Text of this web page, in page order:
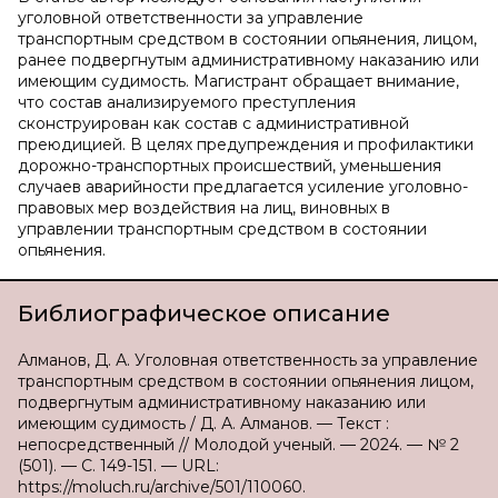
уголовной ответственности за управление
транспортным средством в состоянии опьянения, лицом,
ранее подвергнутым административному наказанию или
имеющим судимость. Магистрант обращает внимание,
что состав анализируемого преступления
сконструирован как состав с административной
преюдицией. В целях предупреждения и профилактики
дорожно-транспортных происшествий, уменьшения
случаев аварийности предлагается усиление уголовно-
правовых мер воздействия на лиц, виновных в
управлении транспортным средством в состоянии
опьянения.
Библиографическое описание
Алманов, Д. А. Уголовная ответственность за управление
транспортным средством в состоянии опьянения лицом,
подвергнутым административному наказанию или
имеющим судимость / Д. А. Алманов. — Текст :
непосредственный // Молодой ученый. — 2024. — № 2
(501). — С. 149-151. — URL:
https://moluch.ru/archive/501/110060.